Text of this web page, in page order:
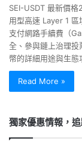
SEI-USDT 最新價格
用型高速 Layer 1
支付網路手續費（
全、參與鏈上治理
幣的詳細用途與生
Read More »
獨家優惠情報，